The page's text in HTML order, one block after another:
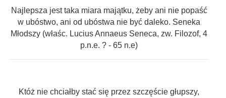
Najlepsza jest taka miara majątku, żeby ani nie popaść
w ubóstwo, ani od ubóstwa nie być daleko. Seneka
Młodszy (właśc. Lucius Annaeus Seneca, zw. Filozof, 4
p.n.e. ? - 65 n.e)
Któż nie chciałby stać się przez szczęście głupszy,